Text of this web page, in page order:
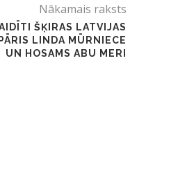
Nākamais raksts
ŠĶIRAS LATVIJAS
LINDA MŪRNIECE
UN HOSAMS ABU MERI